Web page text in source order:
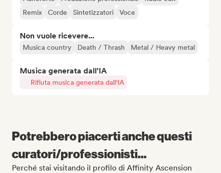
Remix
Corde Sintetizzatori Voce
Non vuole ricevere...
Musica country Death / Thrash Metal / Heavy metal
Musica generata dall'IA
Rifiuta musica generata dall'IA
Potrebbero piacerti anche questi
curatori/professionisti...
Perché stai visitando il profilo di Affinity Ascension